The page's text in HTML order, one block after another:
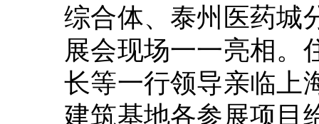
综合体、泰州医药城
展会现场一一亮相。
长等一行领导亲临上
建筑基地各参展项目